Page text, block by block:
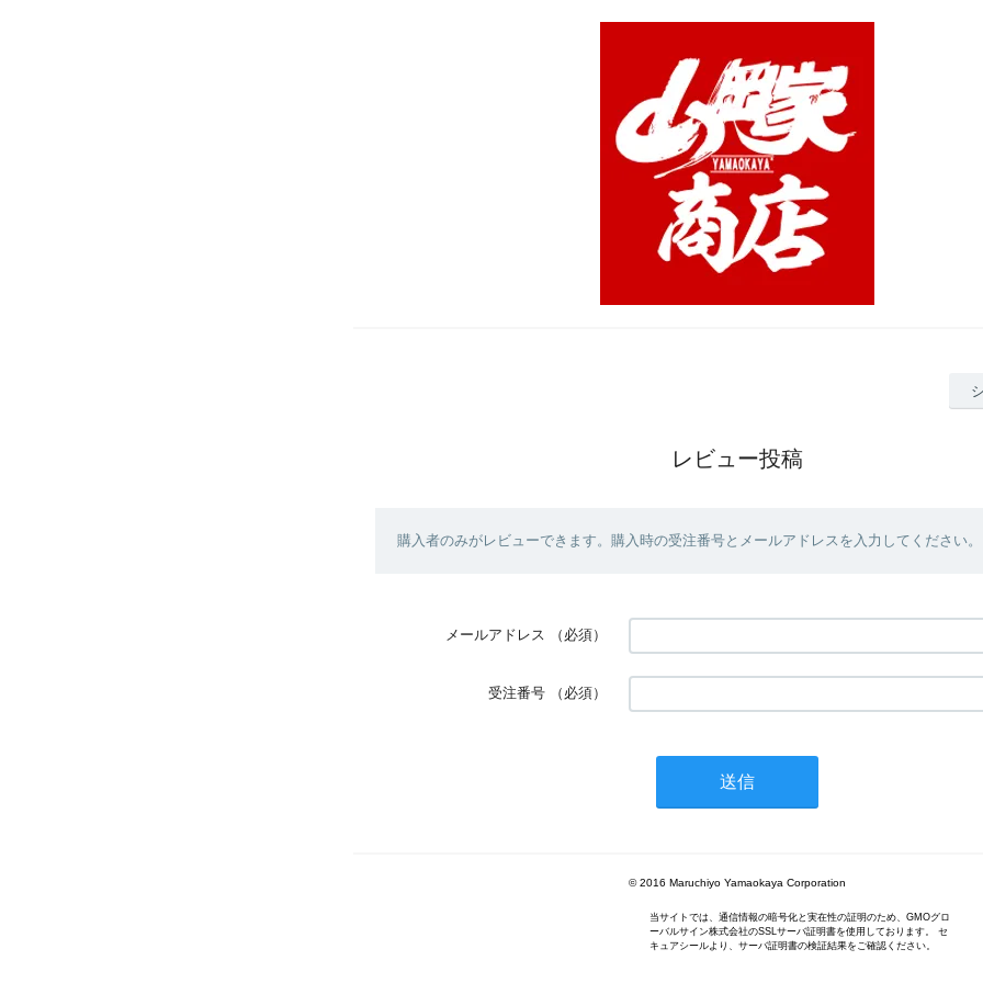
レビュー投稿
購入者のみがレビューできます。購入時の受注番号とメールアドレスを入力してください。
メールアドレス （必須）
受注番号 （必須）
© 2016 Maruchiyo Yamaokaya Corporation
当サイトでは、通信情報の暗号化と実在性の証明のため、GMOグロ
ーバルサイン株式会社のSSLサーバ証明書を使用しております。 セ
キュアシールより、サーバ証明書の検証結果をご確認ください。